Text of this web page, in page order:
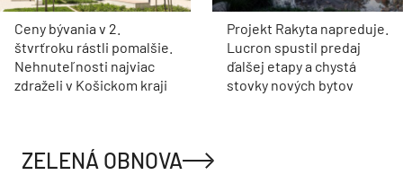
Ceny bývania v 2.
štvrťroku rástli pomalšie.
Nehnuteľnosti najviac
zdraželi v Košickom kraji
Projekt Rakyta napreduje.
Lucron spustil predaj
ďalšej etapy a chystá
stovky nových bytov
ZELENÁ OBNOVA